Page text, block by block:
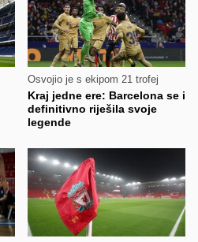
Osvojio je s ekipom 21 trofej
Kraj jedne ere: Barcelona se i
definitivno riješila svoje
legende